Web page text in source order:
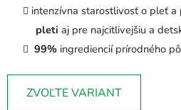
intenzívna starostlivosť o pleť a
pleti aj pre najcitlivejšiu a
99% ingrediencií prírodného
ZVOĽTE VARIANT